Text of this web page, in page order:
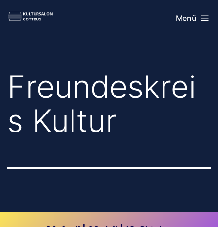
Inhalt
Kultursalon
Menü
Freundeskrei
s Kultur